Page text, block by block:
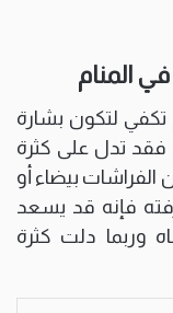
المنام
تكفي لتكون بشارة
فقد تدل على كثرة
الفراشات بيضاء أو
فإنه قد يسعد
وربما دلت كثرة